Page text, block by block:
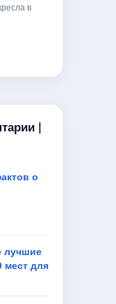
в
|
о
лучшие
мест для